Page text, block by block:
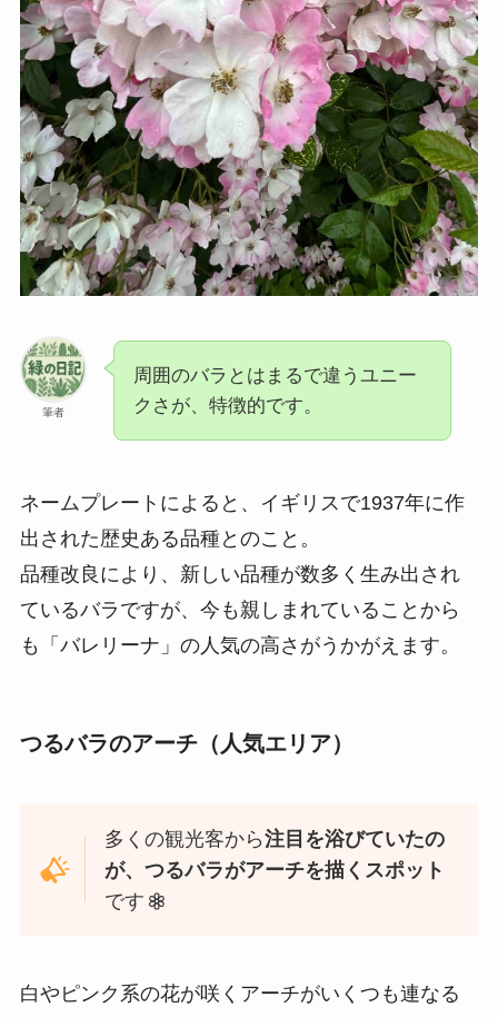
筆者
周囲のバラとはまるで違うユニー
クさが、特徴的です。
ネームプレートによると、イギリスで1937年に作
出された歴史ある品種とのこと。
品種改良により、新しい品種が数多く生み出され
ているバラですが、今も親しまれていることから
も「バレリーナ」の人気の高さがうかがえます。
つるバラのアーチ（人気エリア）
多くの観光客から注目を浴びていたの
が、つるバラがアーチを描くスポット
です
白やピンク系の花が咲くアーチがいくつも連なる